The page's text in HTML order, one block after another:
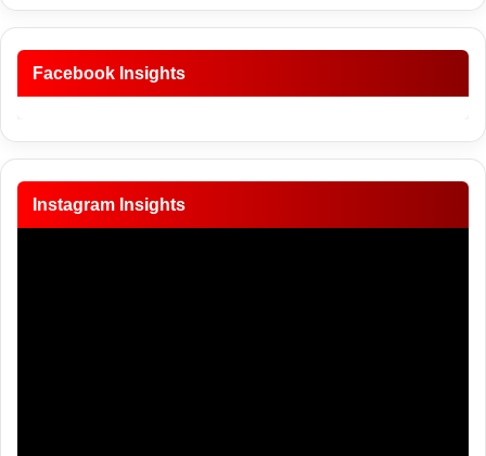
Facebook Insights
Instagram Insights